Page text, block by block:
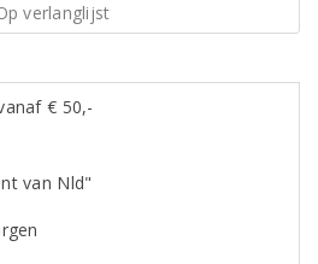
verlanglijst
€ 50,-
van Nld"